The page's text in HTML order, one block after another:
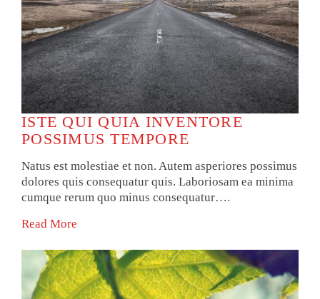
ISTE QUI QUIA INVENTORE
POSSIMUS TEMPORE
Natus est molestiae et non. Autem asperiores possimus
dolores quis consequatur quis. Laboriosam ea minima
cumque rerum quo minus consequatur….
Read More